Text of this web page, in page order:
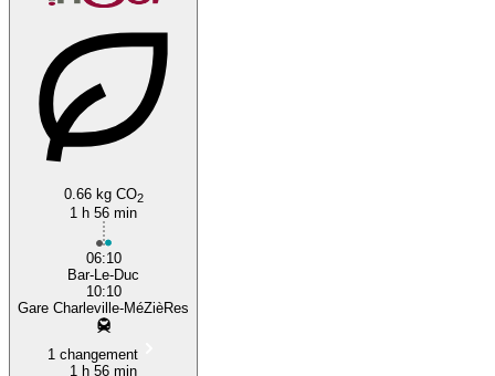
0.66 kg CO2
1 h 56 min
06:10
Bar-Le-Duc
10:10
Gare Charleville-MéZièRes
1 changement
1 h 56 min